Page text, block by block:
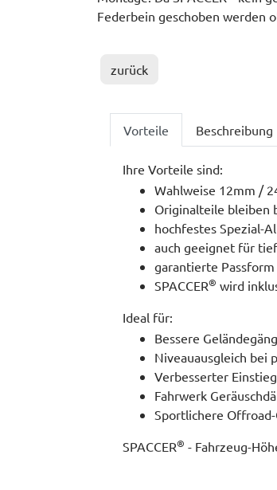
Federbein geschoben werden
zurück
Vorteile Beschreibung
Ihre Vorteile sind:
Wahlweise 12mm /
Originalteile bleiben
hochfestes Spezial-
auch geeignet für
garantierte
SPACCER® wird
Ideal für:
Bessere
Niveauausgleich bei
Verbesserter
Fahrwerk
Sportlichere
SPACCER® - Fahrzeug-